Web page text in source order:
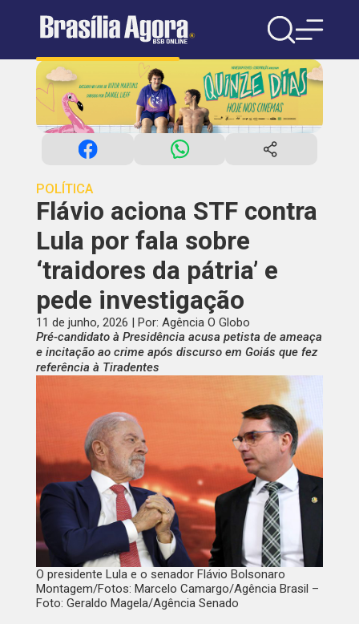
POLÍTICA
Flávio aciona STF contra
Lula por fala sobre
‘traidores da pátria’ e
pede investigação
11 de junho, 2026 | Por: Agência O Globo
Pré-candidato à Presidência acusa petista de ameaça
e incitação ao crime após discurso em Goiás que fez
referência à Tiradentes
O presidente Lula e o senador Flávio Bolsonaro
Montagem/Fotos: Marcelo Camargo/Agência Brasil –
Foto: Geraldo Magela/Agência Senado